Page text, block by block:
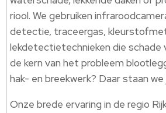
riool.​ We gebruiken
detectie, traceergas,
lekdetectietechnieken die schade
de kern van het probleem
hak- en breekwerk? Daar staan
Onze brede ervaring in de regio